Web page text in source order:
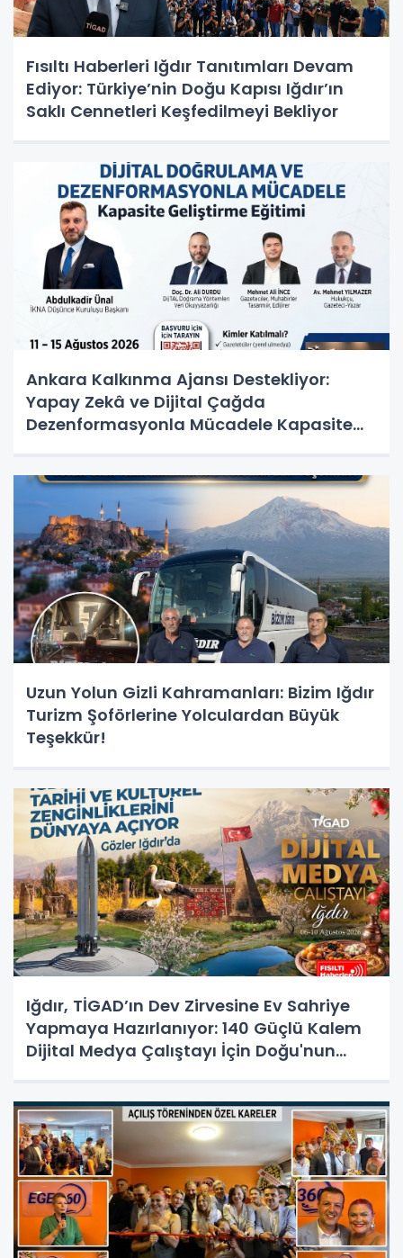
Fısıltı Haberleri Iğdır Tanıtımları Devam
Ediyor: Türkiye’nin Doğu Kapısı Iğdır’ın
Saklı Cennetleri Keşfedilmeyi Bekliyor
Ankara Kalkınma Ajansı Destekliyor:
Yapay Zekâ ve Dijital Çağda
Dezenformasyonla Mücadele Kapasite
Uzun Yolun Gizli Kahramanları: Bizim Iğdır
Turizm Şoförlerine Yolculardan Büyük
Teşekkür!
Iğdır, TİGAD’ın Dev Zirvesine Ev Sahriye
Yapmaya Hazırlanıyor: 140 Güçlü Kalem
Dijital Medya Çalıştayı İçin Doğu'nun